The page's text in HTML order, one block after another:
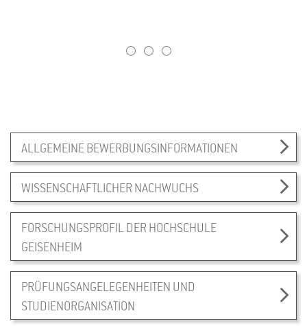
1 2 3
ALLGEMEINE BEWERBUNGSINFORMATIONEN
WISSENSCHAFTLICHER NACHWUCHS
FORSCHUNGSPROFIL DER HOCHSCHULE
GEISENHEIM
PRÜFUNGSANGELEGENHEITEN UND
STUDIENORGANISATION